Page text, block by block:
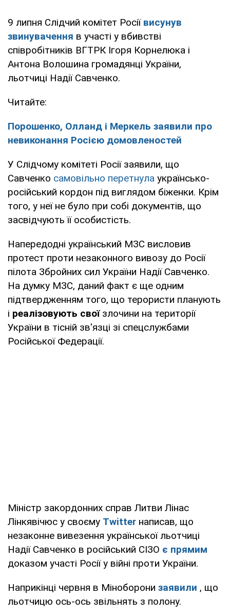
9 липня Слідчий комітет Росії висунув
звинувачення в участі у вбивстві
співробітників ВГТРК Ігоря Корнелюка і
Антона Волошина громадянці України,
льотчиці Надії Савченко.
Читайте:
Порошенко, Олланд і Меркель заявили про
невиконання Росією домовленостей
У Слідчому комітеті Росії заявили, що
Савченко самовільно перетнула українсько-
російський кордон під виглядом біженки. Крім
того, у неї не було при собі документів, що
засвідчують її особистість.
Напередодні український МЗС висловив
протест проти незаконного вивозу до Росії
пілота Збройних сил України Надії Савченко.
На думку МЗС, даний факт є ще одним
підтвердженням того, що терористи планують
і реалізовують своїзлочини на території
України в тісній зв'язці зі спецслужбами
Російської Федерації.
Міністр закордонних справ Литви Лінас
Лінкявічюс у своєму Twitter написав, що
незаконне вивезення української льотчиці
Надії Савченко в російський СІЗО є прямим
доказом участі Росії у війні проти України.
Наприкінці червня в Міноборони заявили , що
льотчицю ось-ось звільнять з полону.